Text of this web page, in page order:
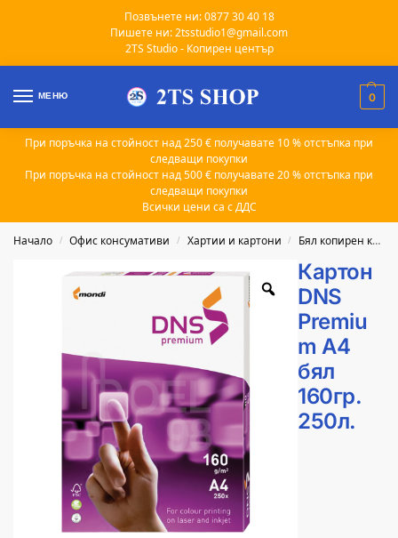
Позвънете ни: 0877 30 40 18
Пишете ни: 2tsstudio1@gmail.com
2TS Studio - Копирен център
МЕНЮ 0
При поръчка на стойност над 250 € получавате 10 % отстъпка при
следващи покупки
При поръчка на стойност над 500 € получавате 20 % отстъпка при
следващи покупки
Всички цени са с ДДС
Начало / Офис консумативи / Хартии и картони / Бял копирен картон
Картон
DNS
Premiu
m A4
бял
160гр.
250л.